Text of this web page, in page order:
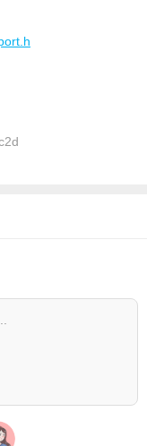
查看、行业动态浏
，提高保安工作质
指挥调度系统，实
巡逻系统、北斗GPS
，包括：从业人员